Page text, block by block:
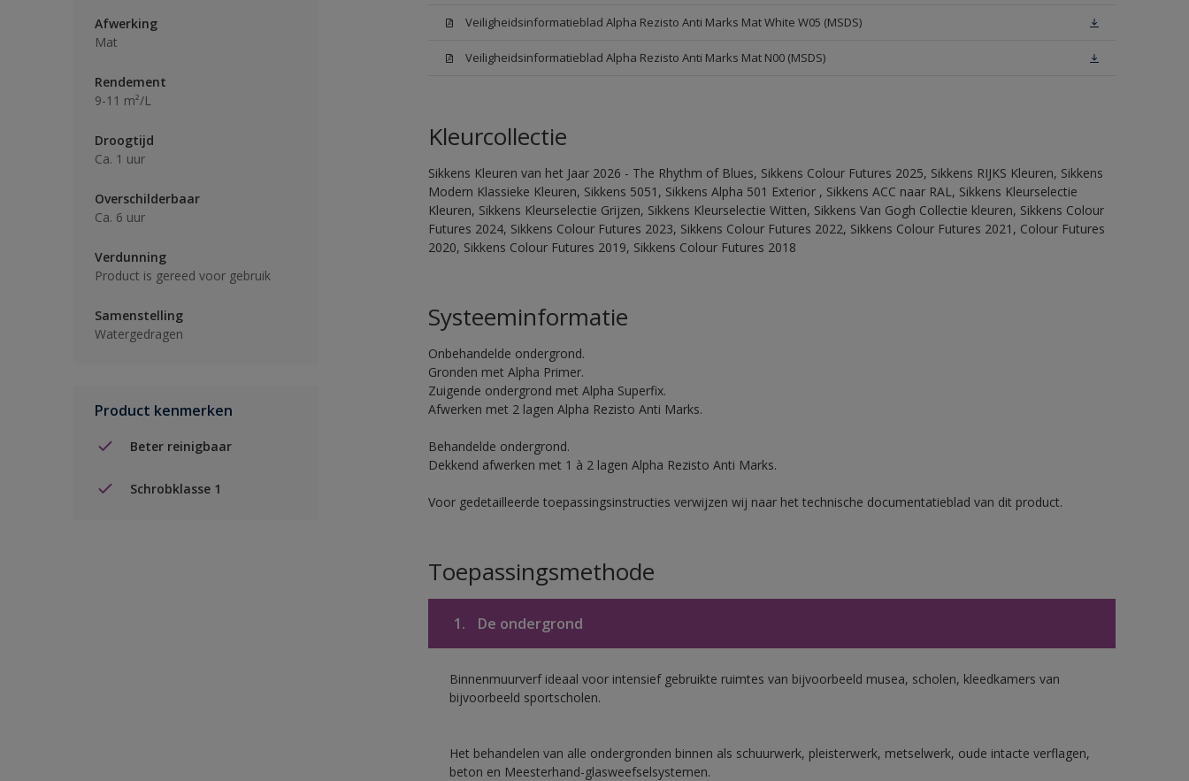
Afwerking
Mat
Rendement
9-11 m²/L
Droogtijd
Ca. 1 uur
Overschilderbaar
Ca. 6 uur
Verdunning
Product is gereed voor gebruik
Samenstelling
Watergedragen
Product kenmerken
Beter reinigbaar
Schrobklasse 1
Veiligheidsinformatieblad Alpha Rezisto Anti Marks Mat White W05 (MSDS)
Veiligheidsinformatieblad Alpha Rezisto Anti Marks Mat N00 (MSDS)
Kleurcollectie
Sikkens Kleuren van het Jaar 2026 - The Rhythm of Blues, Sikkens Colour Futures 2025, Sikkens RIJKS Kleuren, Sikkens
Modern Klassieke Kleuren, Sikkens 5051, Sikkens Alpha 501 Exterior , Sikkens ACC naar RAL, Sikkens Kleurselectie
Kleuren, Sikkens Kleurselectie Grijzen, Sikkens Kleurselectie Witten, Sikkens Van Gogh Collectie kleuren, Sikkens Colour
Futures 2024, Sikkens Colour Futures 2023, Sikkens Colour Futures 2022, Sikkens Colour Futures 2021, Colour Futures
2020, Sikkens Colour Futures 2019, Sikkens Colour Futures 2018
Systeeminformatie
Onbehandelde ondergrond.
Gronden met Alpha Primer.
Zuigende ondergrond met Alpha Superfix.
Afwerken met 2 lagen Alpha Rezisto Anti Marks.
Behandelde ondergrond.
Dekkend afwerken met 1 à 2 lagen Alpha Rezisto Anti Marks.
Voor gedetailleerde toepassingsinstructies verwijzen wij naar het technische documentatieblad van dit product.
Toepassingsmethode
1. De ondergrond
Binnenmuurverf ideaal voor intensief gebruikte ruimtes van bijvoorbeeld musea, scholen, kleedkamers van
bijvoorbeeld sportscholen.
Het behandelen van alle ondergronden binnen als schuurwerk, pleisterwerk, metselwerk, oude intacte verflagen,
beton en Meesterhand-glasweefselsystemen.